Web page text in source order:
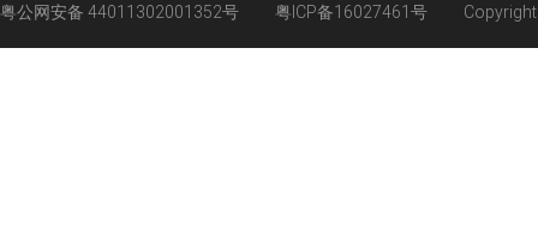
粤公网安备 44011302001352号 粤ICP备16027461号